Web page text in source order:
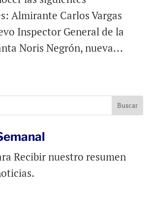
Almirante Carlos Vargas
Inspector General de la
Noris Negrón, nueva...
Recibir nuestro resumen